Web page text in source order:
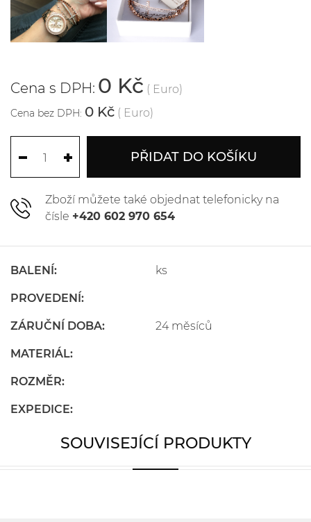
Cena s DPH: 0 Kč ( Euro)
Cena bez DPH: 0 Kč ( Euro)
PŘIDAT DO KOŠÍKU
Zboží můžete také objednat telefonicky na
čísle +420 602 970 654
BALENÍ: ks
PROVEDENÍ:
ZÁRUČNÍ DOBA: 24 měsíců
MATERIÁL:
ROZMĚR:
EXPEDICE:
SOUVISEJÍCÍ PRODUKTY